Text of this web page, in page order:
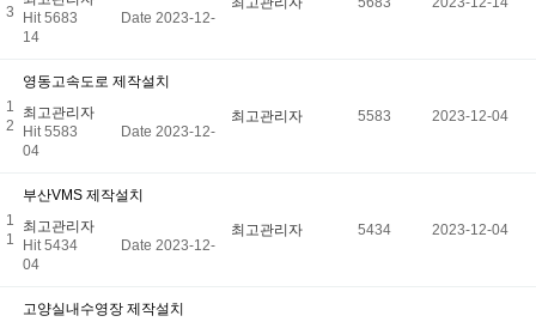
3
Hit 5683
Date 2023-12-
14
1
2
영동고속도로 제작설치
최고관리자
Hit 5583
Date 2023-12-
04
최고관리자 5583 2023-12-04
1
1
부산VMS 제작설치
최고관리자
Hit 5434
Date 2023-12-
04
최고관리자 5434 2023-12-04
고양실내수영장 제작설치